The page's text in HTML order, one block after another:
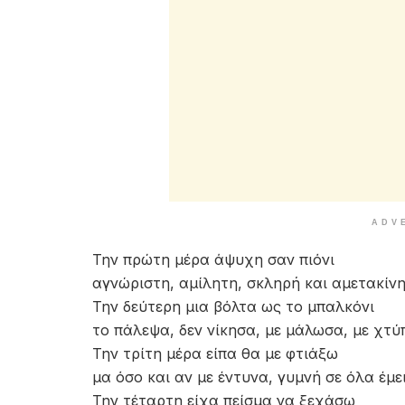
Την πρώτη μέρα άψυχη σαν πιόνι
αγνώριστη, αμίλητη, σκληρή και
Την δεύτερη μια βόλτα ως το μπαλκόνι
το πάλεψα, δεν νίκησα, με μάλωσα, με
Την τρίτη μέρα είπα θα με φτιάξω
μα όσο και αν με έντυνα, γυμνή σε όλα
Την τέταρτη είχα πείσμα να ξεχάσω